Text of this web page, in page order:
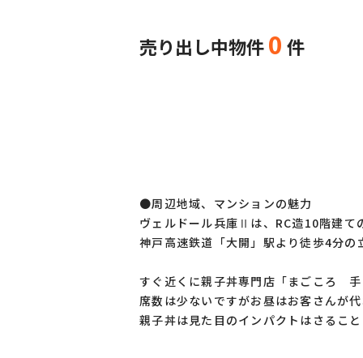
売り出し中物件0 件
●周辺地域、マンションの魅力
ヴェルドール兵庫Ⅱは、RC造10階建て
神戸高速鉄道「大開」駅より徒歩4分の
すぐ近くに親子丼専門店「まごころ
席数は少ないですがお昼はお客さんが
親子丼は見た目のインパクトはさるこ